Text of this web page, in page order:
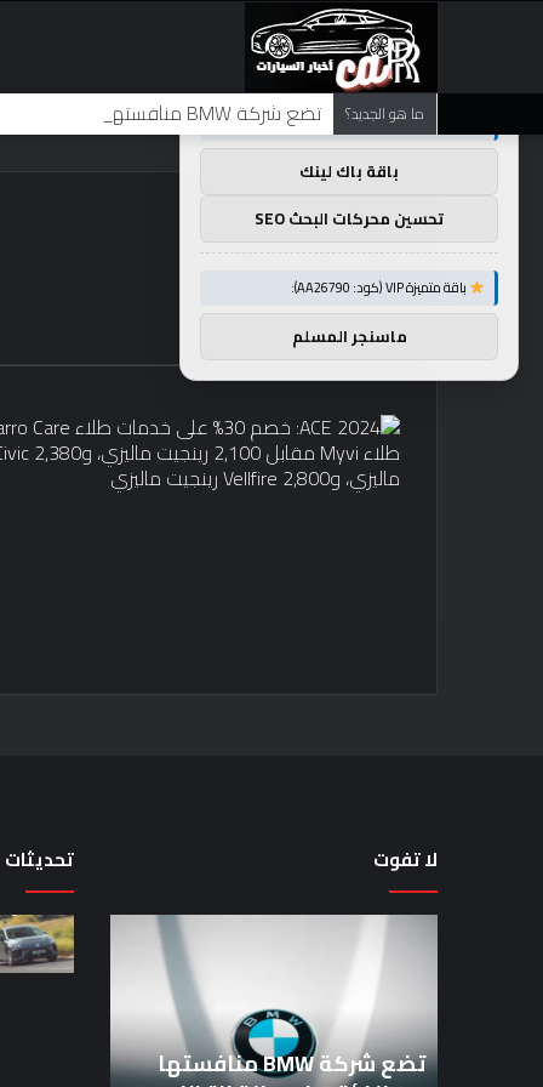
ما هو الجديد؟ تضع شركة BMW منافستها من الفئة G في حالة انتظار مع وصول الرياح المعاكسة في الصين إلى موطنها
لا تفوت
تضع شركة BMW منافستها
لماذا
النساء
من
المشاركة
في
تحديثات
توصيات :
باقة متميزة VIP (كود: AA11138):
باقة باك لينك
تحسين محركات البحث SEO
باقة متميزة VIP (كود: AA26790):
ماسنجر المسلم